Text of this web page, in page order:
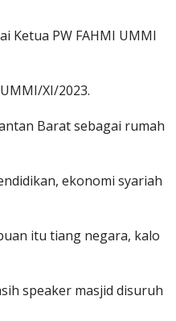
Ketua PW FAHMI UMMI
XI/2023.
Barat sebagai rumah
ekonomi syariah
itu tiang negara, kalo
speaker masjid disuruh